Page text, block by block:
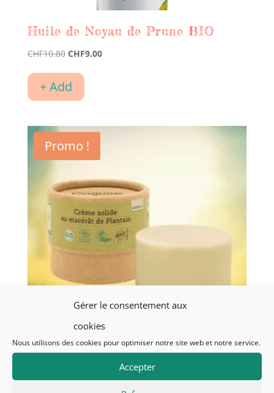
Gérer le consentement aux
cookies
Nous utilisons des cookies pour optimiser notre site web et notre service.
Accepter
Huile de Noyau de Prune BIO
CHF10.80 Le
initial
était :
CHF9.00Le
+ Add
Promo !
Crème solide BIO au macérât de
plantain